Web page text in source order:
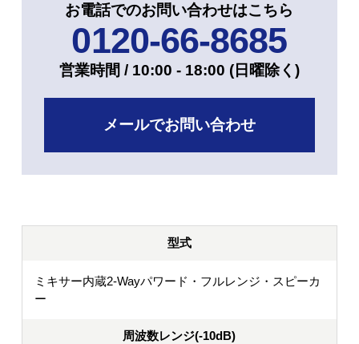
お電話でのお問い合わせはこちら
0120-66-8685
営業時間 / 10:00 - 18:00 (⽇曜除く)
メールでお問い合わせ
型式
ミキサー内蔵2-Wayパワード・フルレンジ・スピーカ
ー
周波数レンジ(-10dB)